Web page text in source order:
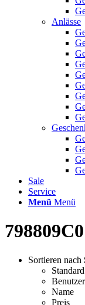
Anlässe
Sale
Service
Menü Menü
Sortieren nach
Standard
Name
Preis